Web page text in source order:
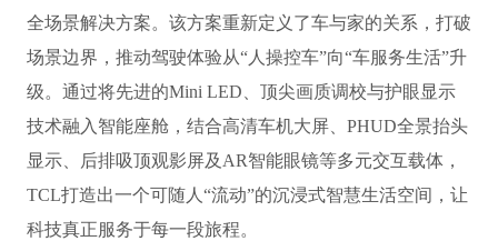
全场景解决方案。该方案重新定义了车与家的关系，打破
场景边界，推动驾驶体验从“人操控车”向“车服务生活”升
级。通过将先进的Mini LED、顶尖画质调校与护眼显示
技术融入智能座舱，结合高清车机大屏、PHUD全景抬头
显示、后排吸顶观影屏及AR智能眼镜等多元交互载体，
TCL打造出一个可随人“流动”的沉浸式智慧生活空间，让
科技真正服务于每一段旅程。